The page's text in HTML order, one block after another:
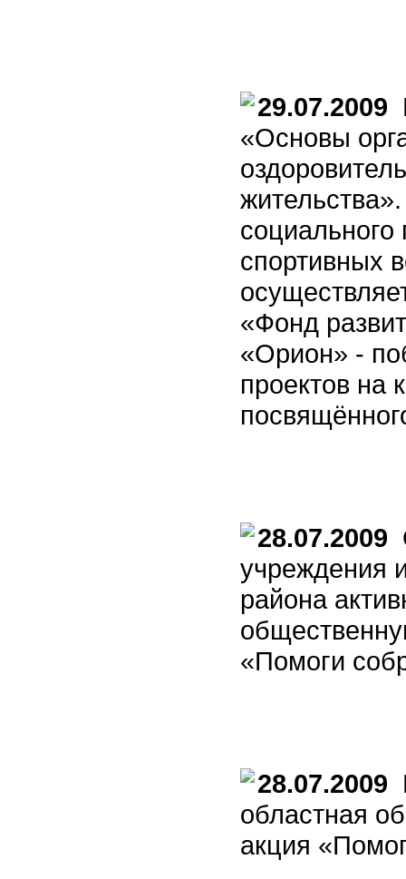
29.07.2009
«Основы
спортивных
«Фонд
«Орион» -
проектов на
28.07.2009
учреждения
района
«Помоги
28.07.2009
областная
акция